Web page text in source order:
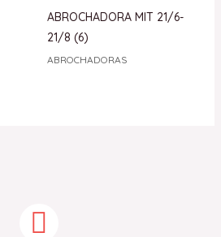
ABROCHADORA MIT 21/6-
21/8 (6)
ABROCHADORAS